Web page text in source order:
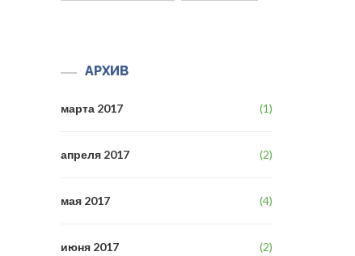
АРХИВ
марта 2017 (1)
апреля 2017 (2)
мая 2017 (4)
июня 2017 (2)